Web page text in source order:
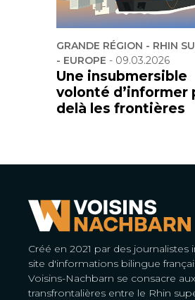
GRANDE RÉGION - RHIN
- EUROPE - 09.03.2026
Une insubmersible
volonté d’informer
delà les frontières
Créé en 2021 par des journalistes
site d'informations bilingue
Voisins-Nachbarn se consacre
transfrontalières entre le Rhin